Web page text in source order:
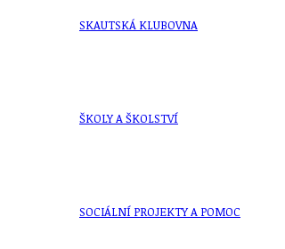
SKAUTSKÁ KLUBOVNA
ŠKOLY A ŠKOLSTVÍ
SOCIÁLNÍ PROJEKTY A POMOC